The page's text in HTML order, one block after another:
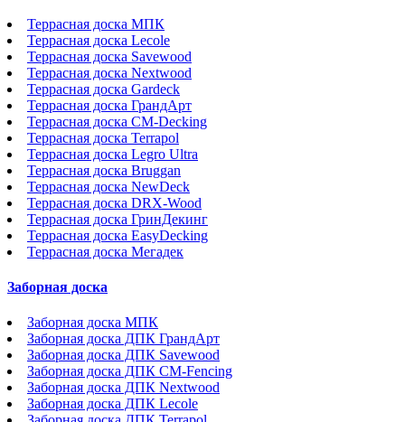
Террасная доска МПК
Террасная доска Lecole
Террасная доска Savewood
Террасная доска Nextwood
Террасная доска Gardeck
Террасная доска ГрандАрт
Террасная доска CM-Decking
Террасная доска Terrapol
Террасная доска Legro Ultra
Террасная доска Bruggan
Террасная доска NewDeck
Террасная доска DRX-Wood
Террасная доска ГринДекинг
Террасная доска EasyDecking
Террасная доска Мегадек
Заборная доска
Заборная доска МПК
Заборная доска ДПК ГрандАрт
Заборная доска ДПК Savewood
Заборная доска ДПК CM-Fencing
Заборная доска ДПК Nextwood
Заборная доска ДПК Lecole